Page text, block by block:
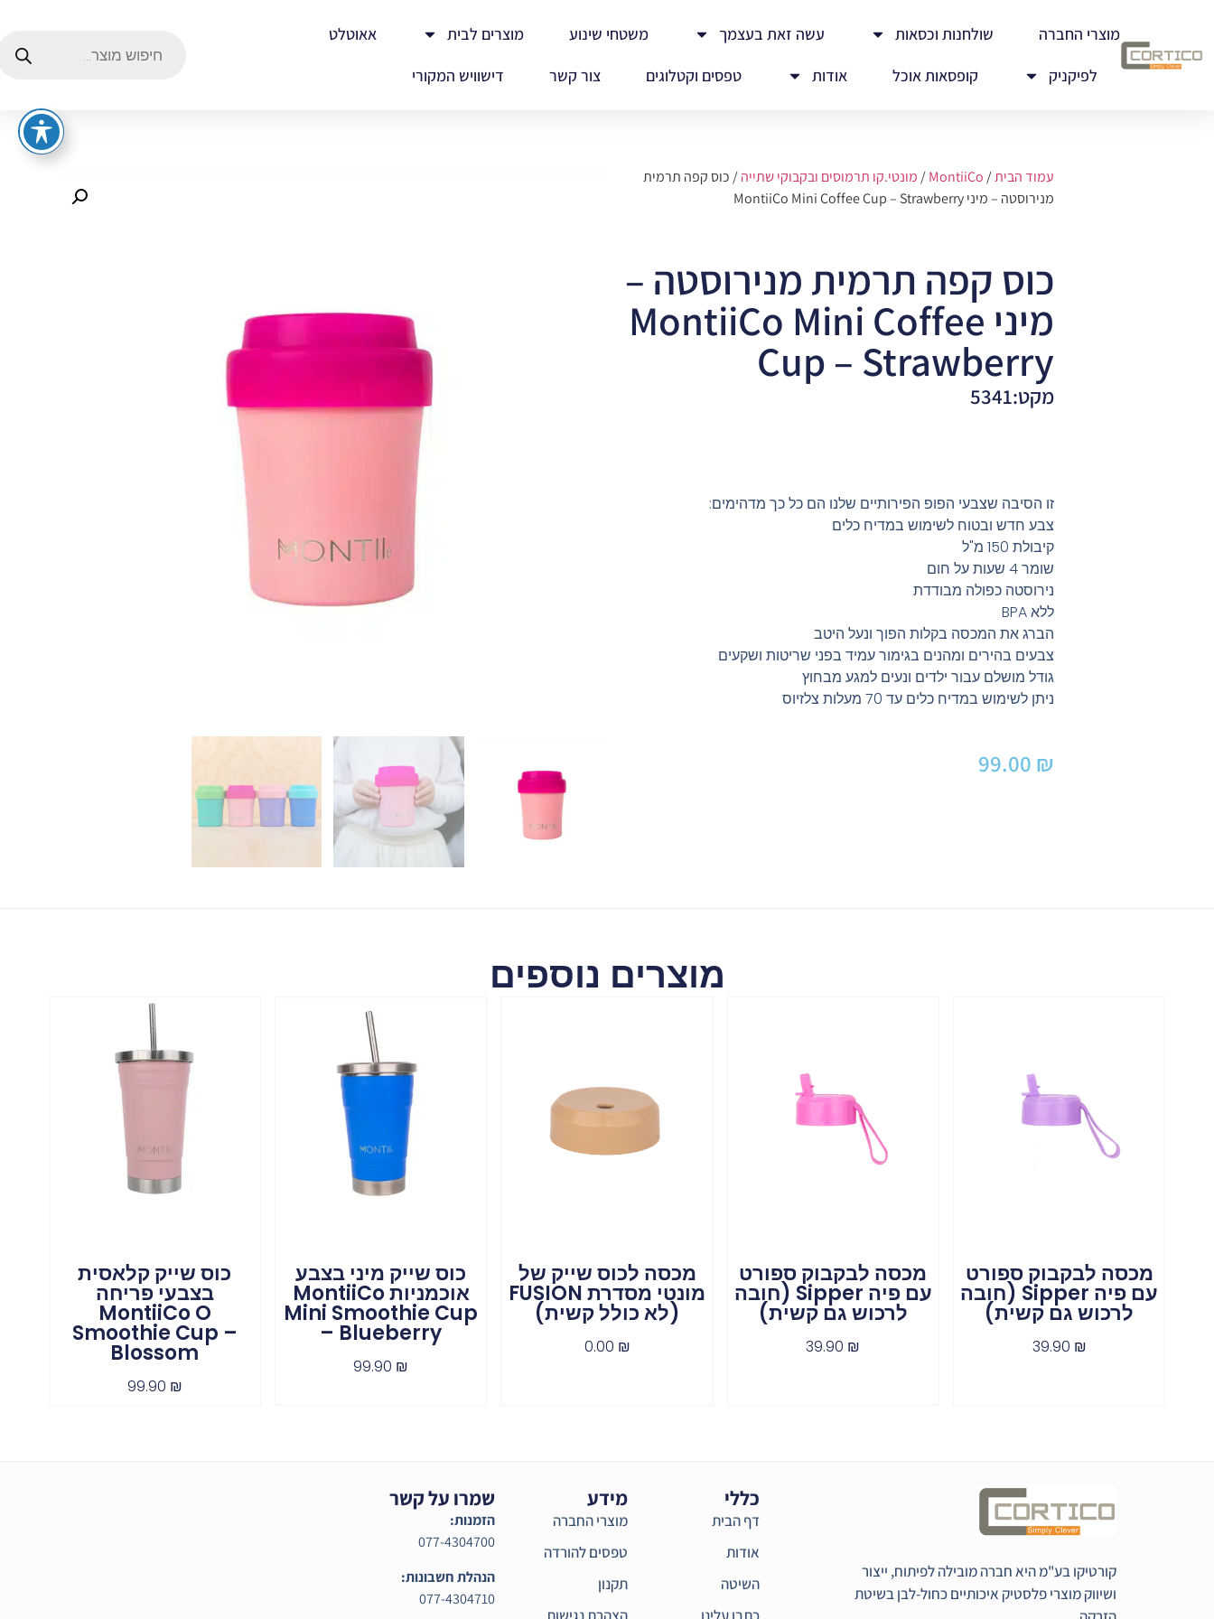
מוצרי החברה שולחנות וכסאות עשה זאת בעצמך משטחי שינוע מוצרים לבית
אאוטלט
לפיקניק
קופסאות אוכל אודות טפסים וקטלוגים צור קשר דישוויש המקורי
עמוד הבית/
MontiiCo
/ מונטי.קו תרמוסים ובקבוקי שתייה/ כוס קפה תרמית
מנירוסטה – מיני MontiiCo Mini Coffee Cup – Strawberry
כוס קפה תרמית מנירוסטה –
מיני MontiiCo Mini Coffee
Cup – Strawberry
מקט:5341
זו הסיבה שצבעי הפופ הפירותיים שלנו הם כל כך מדהימים:
צבע חדש ובטוח לשימוש במדיח כלים
קיבולת 150 מ"ל
שומר 4 שעות על חום
נירוסטה כפולה מבודדת
ללא BPA
הברג את המכסה בקלות הפוך ונעל היטב
צבעים בהירים ומהנים בגימור עמיד בפני שריטות ושקעים
גודל מושלם עבור ילדים ונעים למגע מבחוץ
ניתן לשימוש במדיח כלים עד 70 מעלות צלזיוס
99.00 ₪
מוצרים נוספים
מכסה לבקבוק ספורט
עם פיה Sipper (חובה
לרכוש גם קשית)
39.90 ₪
מכסה לבקבוק ספורט
עם פיה Sipper (חובה
לרכוש גם קשית)
39.90 ₪
מכסה לכוס שייק של
מונטי מסדרת FUSION
(לא כולל קשית)
0.00 ₪
כוס שייק מיני בצבע
אוכמניות MontiiCo
Mini Smoothie Cup
– Blueberry
99.90 ₪
כוס שייק קלאסית
בצבעי פריחה
MontiiCo O
Smoothie Cup –
Blossom
99.90 ₪
קורטיקו בע"מ היא חברה מובילה לפיתוח, ייצור
ושיווק מוצרי פלסטיק איכותיים כחול-לבן בשיטת
כללי
דף הבית
אודות
השיטה
מידע
מוצרי החברה
טפסים להורדה
תקנון
שמרו על קשר
הזמנות:
077-4304700
הנהלת חשבונות:
077-4304710